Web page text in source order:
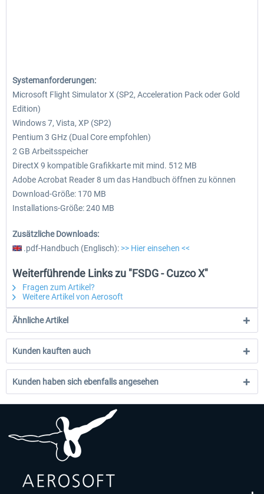
Systemanforderungen:
Microsoft Flight Simulator X (SP2, Acceleration Pack oder Gold
Edition)
Windows 7, Vista, XP (SP2)
Pentium 3 GHz (Dual Core empfohlen)
2 GB Arbeitsspeicher
DirectX 9 kompatible Grafikkarte mit mind. 512 MB
Adobe Acrobat Reader 8 um das Handbuch öffnen zu können
Download-Größe: 170 MB
Installations-Größe: 240 MB
Zusätzliche Downloads:
.pdf-Handbuch (Englisch): >> Hier einsehen <<
Weiterführende Links zu "FSDG - Cuzco X"
Fragen zum Artikel?
Weitere Artikel von Aerosoft
Ähnliche Artikel
Kunden kauften auch
Kunden haben sich ebenfalls angesehen